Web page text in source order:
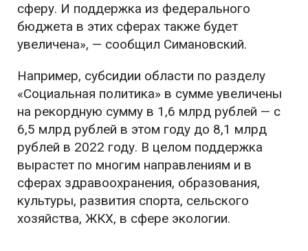
сферу. И поддержка из федерального
бюджета в этих сферах также будет
увеличена», — сообщил Симановский.
Например, субсидии области по разделу
«Социальная политика» в сумме увеличены
на рекордную сумму в 1,6 млрд рублей — с
6,5 млрд рублей в этом году до 8,1 млрд
рублей в 2022 году. В целом поддержка
вырастет по многим направлениям и в
сферах здравоохранения, образования,
культуры, развития спорта, сельского
хозяйства, ЖКХ, в сфере экологии.